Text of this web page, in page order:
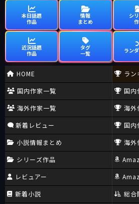
本日話題
作品
情報
まとめ
シ
近況話題
作品
タグ
一覧
ラン
HOME
国内作家一覧
海外作家一覧
新着レビュー
小説情報まとめ
シリーズ作品
レビュアー
新着小説
ラン
国内
海外
国内
海外
総合